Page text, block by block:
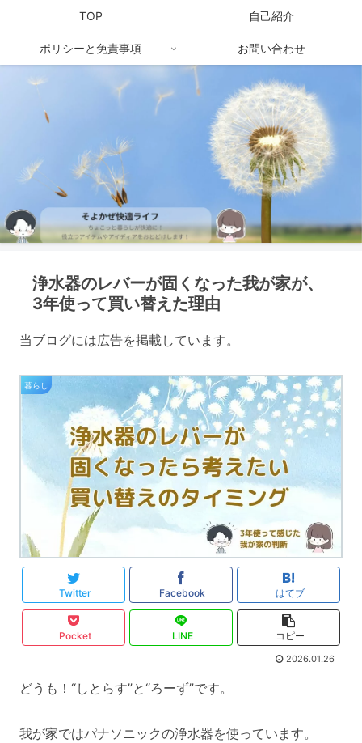
TOP 自己紹介
ポリシーと免責事項 お問い合わせ
浄水器のレバーが固くなった我が家が、
3年使って買い替えた理由
当ブログには広告を掲載しています。
暮らし
Twitter Facebook はてブ
Pocket LINE コピー
2026.01.26
どうも！“しとらす”と“ろーず”です。
我が家ではパナソニックの浄水器を使っています。